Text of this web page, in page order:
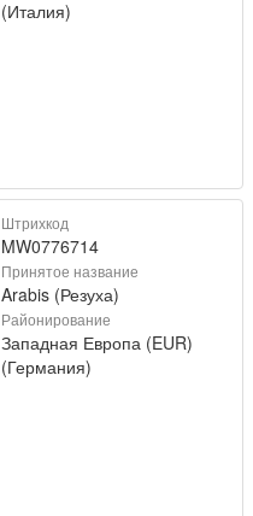
(Италия)
Штрихкод
MW0776714
Принятое название
Arabis (Резуха)
Районирование
Западная Европа (EUR)
(Германия)